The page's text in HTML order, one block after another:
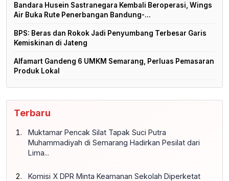
Bandara Husein Sastranegara Kembali Beroperasi, Wings
Air Buka Rute Penerbangan Bandung-...
BPS: Beras dan Rokok Jadi Penyumbang Terbesar Garis
Kemiskinan di Jateng
Alfamart Gandeng 6 UMKM Semarang, Perluas Pemasaran
Produk Lokal
Terbaru
Muktamar Pencak Silat Tapak Suci Putra
Muhammadiyah di Semarang Hadirkan Pesilat dari
Lima...
Komisi X DPR Minta Keamanan Sekolah Diperketat